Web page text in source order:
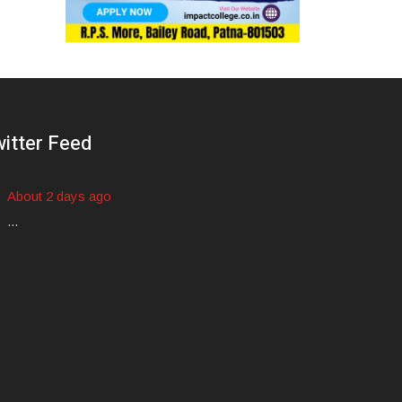
Feed
About 2 days ago
...